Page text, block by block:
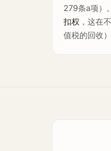
279条a项）
扣权 ，这在
值税的回收）